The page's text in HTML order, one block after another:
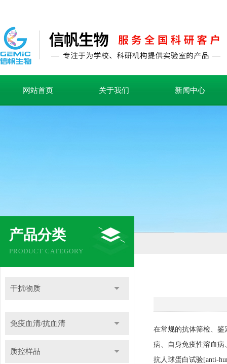
网站首页 关于我们 新闻中心
产品分类
PRODUCT CATEGORY
干扰物质
免疫血清/抗血清
质控样品
在常规的抗体筛检、
病、自身免疫性溶血
抗人球蛋白试验[anti-